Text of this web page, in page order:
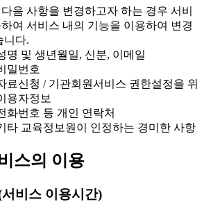
음 사항을 변경하고자 하는 경우 서비
여 서비스 내의 기능을 이용하여 변경
니다.
명 및 생년월일, 신분, 이메일
밀번호
료신청 / 기관회원서비스 권한설정을 위
용자정보
화번호 등 개인 연락처
타 교육정보원이 인정하는 경미한 사항
스의 이용
비스 이용시간)